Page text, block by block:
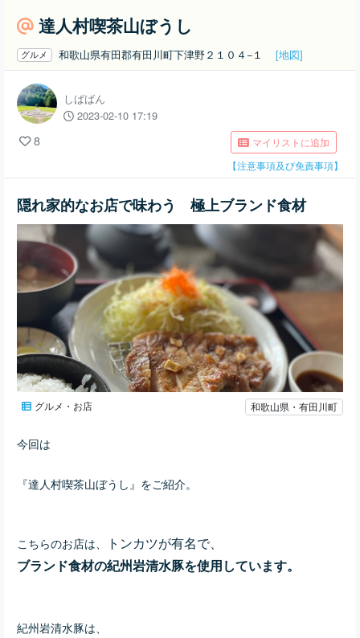
達人村喫茶山ぼうし
グルメ 和歌山県有田郡有田川町下津野２１０４−１ [地図]
しばばん
2023-02-10 17:19
8
マイリストに追加
【注意事項及び免責事項】
隠れ家的なお店で味わう 極上ブランド食材
グルメ・お店 和歌山県・有田川町
今回は
『達人村喫茶山ぼうし』をご紹介。
こちらのお店は、
トンカツが有名で、
ブランド食材の紀州岩清水豚を使用しています。
紀州岩清水豚は、